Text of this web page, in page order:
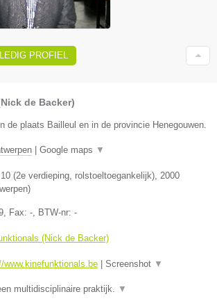
PROFIEL
de Backer)
de plaats Bailleul en in de provincie Henegouwen.
Google maps ▼
(2e verdieping, rolstoeltoegankelijk), 2000
)
, Fax: -, BTW-nr: -
(Nick de Backer)
www.kinefunktionals.be Screenshot ▼
multidisciplinaire praktijk. ▼